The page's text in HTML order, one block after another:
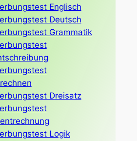
Englisch
Deutsch
Grammatik
Dreisatz
Logik